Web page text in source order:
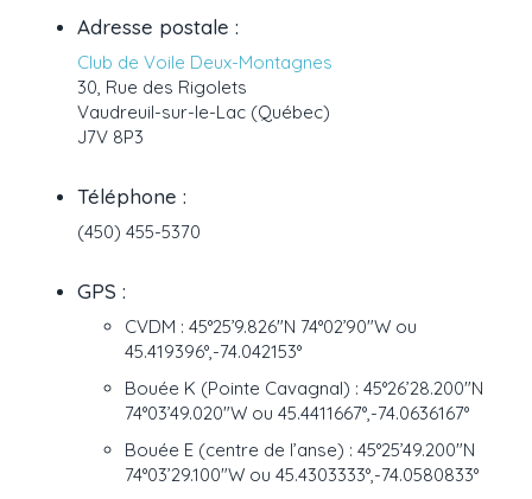
Adresse postale :
Club de Voile Deux-Montagnes
30, Rue des Rigolets
Vaudreuil-sur-le-Lac (Québec)
J7V 8P3
Téléphone :
(450) 455-5370
GPS :
CVDM : 45°25’9.826″N 74°02’90″W ou
45.419396°,-74.042153°
Bouée K (Pointe Cavagnal) : 45°26’28.200″N
74°03’49.020″W ou 45.4411667°,-74.0636167°
Bouée E (centre de l’anse) : 45°25’49.200″N
74°03’29.100″W ou 45.4303333°,-74.0580833°